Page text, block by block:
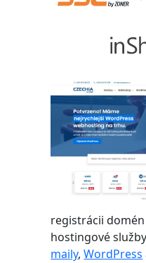
registrácii
hostingové
maily,WordPress